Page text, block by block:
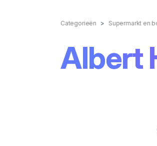
Categorieën Supermarkt en
Albert